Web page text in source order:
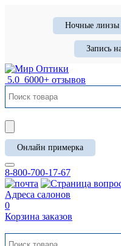
Ночные линзы
Запись
5.0 6000+ отзывов
Онлайн примерка
8-800-700-17-67
Адреса салонов
0
Корзина заказов